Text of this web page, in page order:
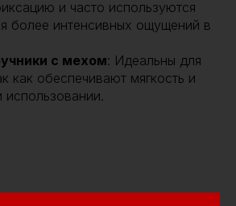
и часто используются
более интенсивных ощущений в
с мехом: Идеальны для
как обеспечивают мягкость и
использовании.